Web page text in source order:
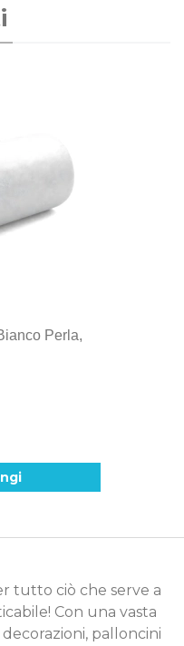
Perla,
tutto ciò che serve a
Con una vasta
palloncini